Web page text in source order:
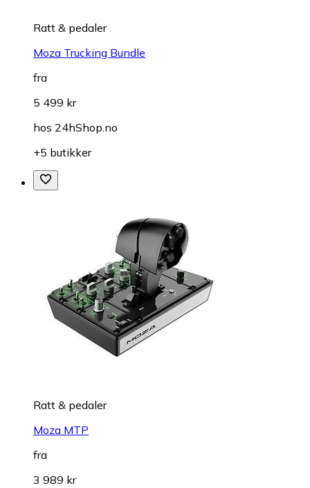
Ratt & pedaler
Moza Trucking Bundle
fra
5 499 kr
hos 24hShop.no
+5 butikker
Ratt & pedaler
Moza MTP
fra
3 989 kr